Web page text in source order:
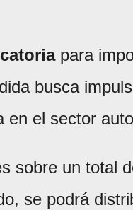
para
busca
en el sector
sobre un total
se podrá